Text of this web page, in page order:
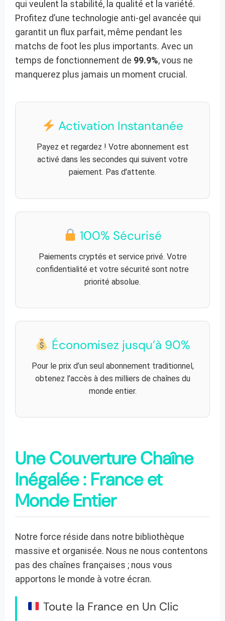
qui veulent la stabilité, la qualité et la variété.
Profitez d’une technologie anti-gel avancée qui
garantit un flux parfait, même pendant les
matchs de foot les plus importants. Avec un
temps de fonctionnement de 99.9%, vous ne
manquerez plus jamais un moment crucial.
Activation Instantanée
Payez et regardez ! Votre abonnement est
activé dans les secondes qui suivent votre
paiement. Pas d’attente.
100% Sécurisé
Paiements cryptés et service privé. Votre
confidentialité et votre sécurité sont notre
priorité absolue.
Économisez jusqu’à 90%
Pour le prix d’un seul abonnement traditionnel,
obtenez l’accès à des milliers de chaînes du
monde entier.
Une Couverture Chaîne
Inégalée : France et
Monde Entier
Notre force réside dans notre bibliothèque
massive et organisée. Nous ne nous contentons
pas des chaînes françaises ; nous vous
apportons le monde à votre écran.
Toute la France en Un Clic